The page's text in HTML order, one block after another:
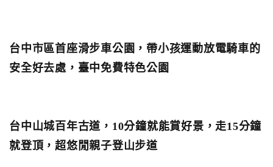
台中市區首座滑步車公園，帶小孩運動放電騎車的
安全好去處，臺中免費特色公園
台中山城百年古道，10分鐘就能賞好景，走15分鐘
就登頂，超悠閒親子登山步道